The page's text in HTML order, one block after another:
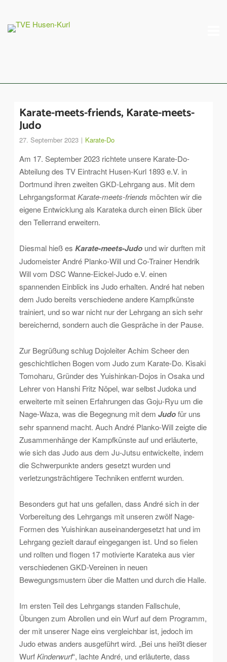
content
Karate-meets-friends, Karate-meets-
Judo
27. September 2023 Karate-Do
Am 17. September 2023 richtete unsere Karate-Do-
Abteilung des TV Eintracht Husen-Kurl 1893 e.V. in
Dortmund ihren zweiten GKD-Lehrgang aus. Mit dem
LehrgangsformatKarate-meets-friends möchten wir die
eigene Entwicklung als Karateka durch einen Blick über
den Tellerrand erweitern.
Diesmal hieß esKarate-meets-Judo und wir durften mit
Judomeister André Planko-Will und Co-Trainer Hendrik
Will vom DSC Wanne-Eickel-Judo e.V. einen
spannenden Einblick ins Judo erhalten. André hat neben
dem Judo bereits verschiedene andere Kampfkünste
trainiert, und so war nicht nur der Lehrgang an sich sehr
bereichernd, sondern auch die Gespräche in der Pause.
Zur Begrüßung schlug Dojoleiter Achim Scheer den
geschichtlichen Bogen vom Judo zum Karate-Do. Kisaki
Tomoharu, Gründer des Yuishinkan-Dojos in Osaka und
Lehrer von Hanshi Fritz Nöpel, war selbst Judoka und
erweiterte mit seinen Erfahrungen das Goju-Ryu um die
Nage-Waza, was die Begegnung mit demJudofür uns
sehr spannend macht. Auch André Planko-Will zeigte die
Zusammenhänge der Kampfkünste auf und erläuterte,
wie sich das Judo aus dem Ju-Jutsu entwickelte, indem
die Schwerpunkte anders gesetzt wurden und
verletzungsträchtigere Techniken entfernt wurden.
Besonders gut hat uns gefallen, dass André sich in der
Vorbereitung des Lehrgangs mit unseren zwölf Nage-
Formen des Yuishinkan auseinandergesetzt hat und im
Lehrgang gezielt darauf eingegangen ist. Und so fielen
und rollten und flogen 17 motivierte Karateka aus vier
verschiedenen GKD-Vereinen in neuen
Bewegungsmustern über die Matten und durch die Halle.
Im ersten Teil des Lehrgangs standen Fallschule,
Übungen zum Abrollen und ein Wurf auf dem Programm,
der mit unserer Nage eins vergleichbar ist, jedoch im
Judo etwas anders ausgeführt wird. „Bei uns heißt dieser
WurfKinderwurf“, lachte André, und erläuterte, dass